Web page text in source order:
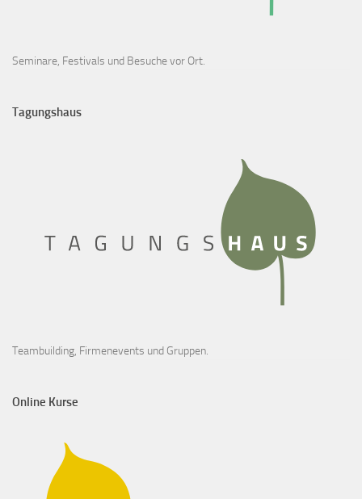
Seminare, Festivals und Besuche vor Ort.
Tagungshaus
Teambuilding, Firmenevents und Gruppen.
Online Kurse